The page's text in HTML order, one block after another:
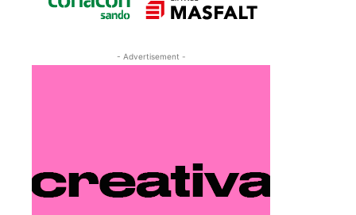
- Advertisement -